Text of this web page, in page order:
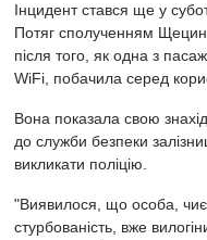
Інцидент стався ще у
Потяг сполученням
після того, як одна з
WiFi, побачила серед
Вона показала свою
до служби безпеки
викликати поліцію.
"Виявилося, що особа, чиє
стурбованість, вже